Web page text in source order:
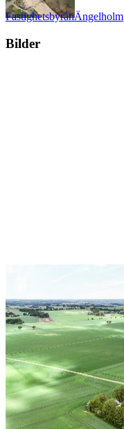
FastighetsbyrånÄngelholm
Bilder